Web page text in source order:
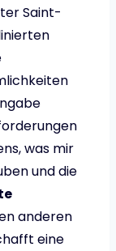
Saint-
was mir
und die
anderen
eine